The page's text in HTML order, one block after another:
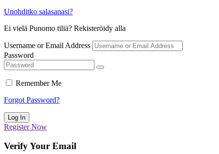
Unohditko salasanasi?
Ei vielä Punomo tiliä? Rekisteröidy alla
Username or Email Address
Password
Remember Me
Forgot Password?
Log In
Register Now
Verify Your Email